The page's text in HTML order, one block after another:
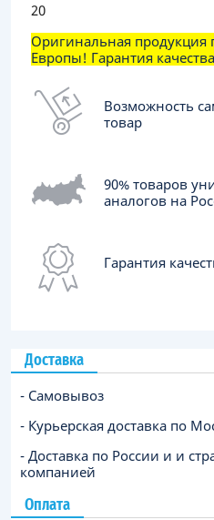
20
Оригинальная
Европы! Гарантия качества
Возможность
товар
90% товаров
аналогов на
Гарантия
Доставка
- Самовывоз
- Курьерская доставка по
- Доставка по России и и
компанией
Оплата